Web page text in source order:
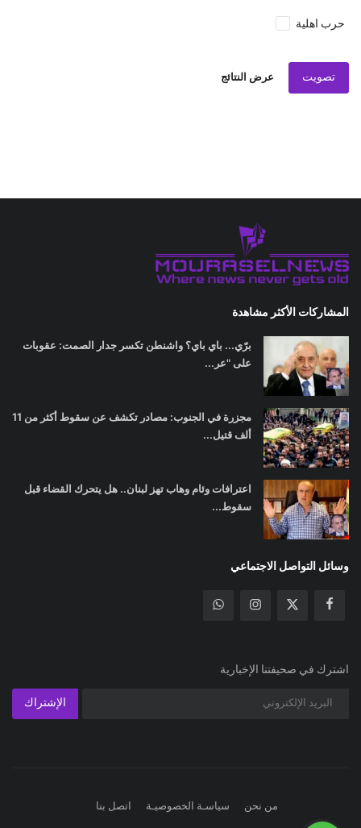
حرب اهلية
تصويت عرض النتائج
المشاركات الأكثر مشاهدة
برّي... باي باي؟ واشنطن تكسر جدار الصمت: عقوبات
على "عر...
مجزرة في الجنوب: مصادر تكشف عن سقوط أكثر من 11
ألف قتيل...
اعترافات وئام وهاب تهز لبنان.. هل يتحرك القضاء قبل
سقوط...
وسائل التواصل الاجتماعي
اشترك في صحيفتنا الإخبارية
الإشتراك
من نحن سياسـة الخصوصيـة اتصل بنا